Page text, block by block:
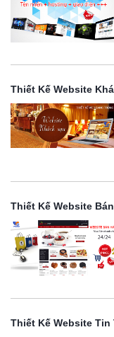
Thiết Kế Website
Thiết Kế Website
Thiết Kế Website Tin